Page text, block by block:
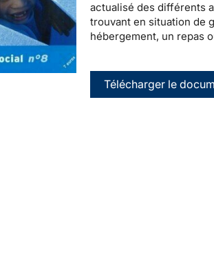
actualisé des différents
trouvant en situation de
hébergement, un repas
Télécharger le